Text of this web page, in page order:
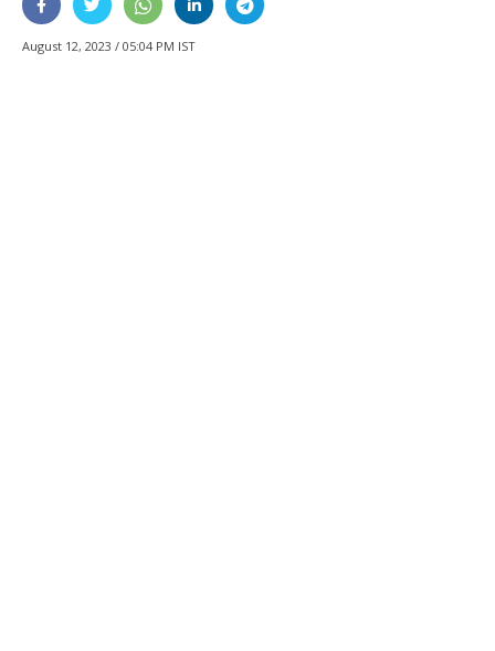
August 12, 2023 / 05:04 PM IST